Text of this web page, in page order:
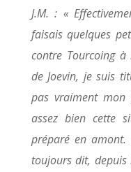
J.M. : «
faisais quelques
contre Tourcoing à
de Joevin, je suis
pas vraiment mon
assez bien cette
préparé en amont.
toujours dit,